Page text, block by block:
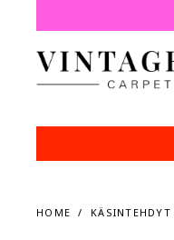
HOME